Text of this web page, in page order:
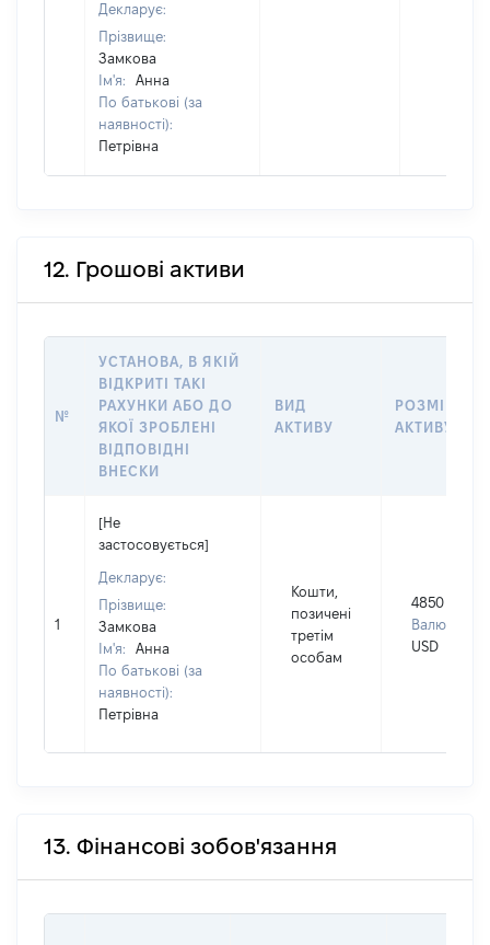
Декларує:
Прізвище:
Замкова
Ім'я:
Анна
По батькові (за
наявності):
Петрівна
12. Грошові активи
№
УСТАНОВА, В ЯКІЙ
ВІДКРИТІ ТАКІ
РАХУНКИ АБО ДО
ЯКОЇ ЗРОБЛЕНІ
ВІДПОВІДНІ
ВНЕСКИ
ВИД
АКТИВУ
РОЗМІР
АКТИВУ
1
[Не
застосовується]
Декларує:
Прізвище:
Замкова
Ім'я:
Анна
По батькові (за
наявності):
Петрівна
Кошти,
позичені
третім
особам
4850
Валюта:
USD
13. Фінансові зобов'язання